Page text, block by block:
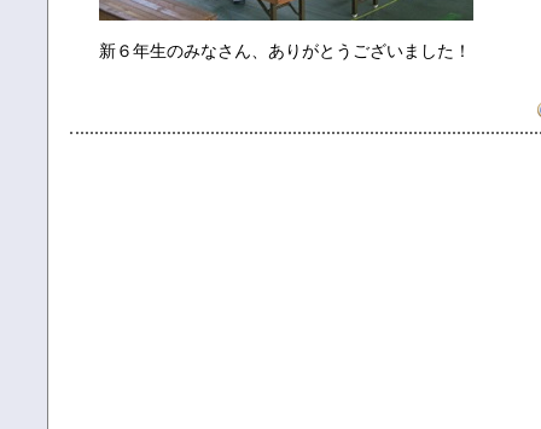
新６年生のみなさん、ありがとうございました！